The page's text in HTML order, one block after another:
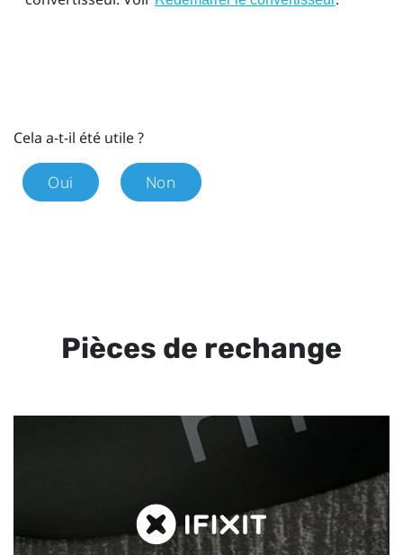
Cela a-t-il été utile ?
Oui Non
Pièces de rechange